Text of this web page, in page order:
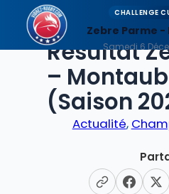
contenu
EN DIRECT
Résultat
–
(Saison
Actualité,
CHALLENGE
Zebre Parme
Samedi 6